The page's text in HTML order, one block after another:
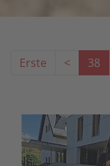
Erste < 38